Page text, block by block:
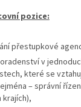
pozice:
přestupkové
v
které se
– správní
krajích),